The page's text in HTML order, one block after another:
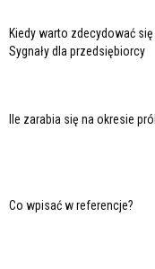
Kiedy warto zdecydować
Sygnały dla przedsiębiorcy
Ile zarabia się na okresie
Co wpisać w referencje?